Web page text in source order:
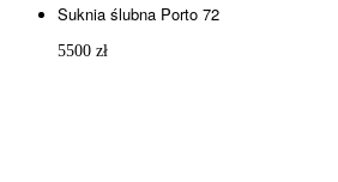
Suknia ślubna Porto 72
5500 zł